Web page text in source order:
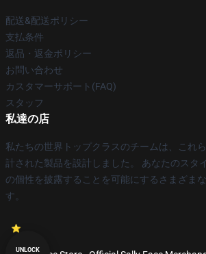
配送&配送ポリシー
支払条件
返品・返金ポリシー
お問い合わせ
カスタマーサポート(FAQ)
スタッフ
私達の店
私たちの世界トップクラスのチームは、これ
計された製品を設計しました。 あなたのスタ
の個性を披露することを可能にするさまざま
す。
UNLOCK